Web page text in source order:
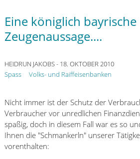
Eine königlich bayrische
Zeugenaussage....
HEIDRUN JAKOBS- 18. OKTOBER 2010
Spass
Volks- und Raiffeisenbanken
Nicht immer ist der Schutz der
Verbraucher vor unredlichen
spaßig, doch in diesem Fall war es so
Ihnen die "Schmankerln" unserer
vorenthalten: